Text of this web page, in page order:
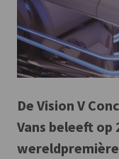
De Vision V
Vans beleeft op